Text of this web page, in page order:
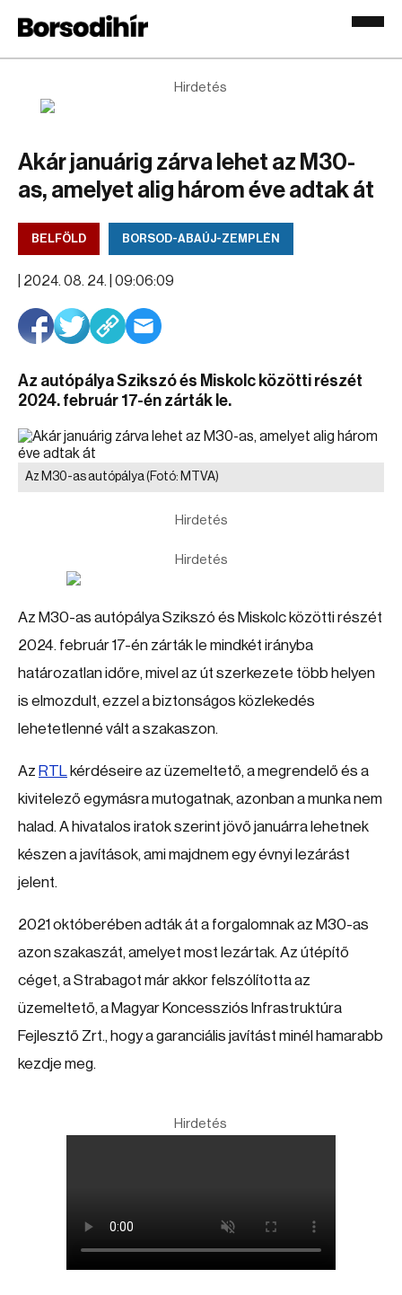
Hirdetés
Akár januárig zárva lehet az M30-
as, amelyet alig három éve adtak át
BELFÖLD BORSOD-ABAÚJ-ZEMPLÉN
2024. 08. 24. | 09:06:09
Az autópálya Szikszó és Miskolc közötti részét
2024. február 17-én zárták le.
Az M30-as autópálya(Fotó: MTVA)
Hirdetés
Hirdetés
Az M30-as autópálya Szikszó és Miskolc közötti részét
2024. február 17-én zárták le mindkét irányba
határozatlan időre, mivel az út szerkezete több helyen
is elmozdult, ezzel a biztonságos közlekedés
lehetetlenné vált a szakaszon.
Az RTL kérdéseire az üzemeltető, a megrendelő és a
kivitelező egymásra mutogatnak, azonban a munka nem
halad. A hivatalos iratok szerint jövő januárra lehetnek
készen a javítások, ami majdnem egy évnyi lezárást
jelent.
2021 októberében adták át a forgalomnak az M30-as
azon szakaszát, amelyet most lezártak. Az útépítő
céget, a Strabagot már akkor felszólította az
üzemeltető, a Magyar Koncessziós Infrastruktúra
Fejlesztő Zrt., hogy a garanciális javítást minél hamarabb
kezdje meg.
Hirdetés